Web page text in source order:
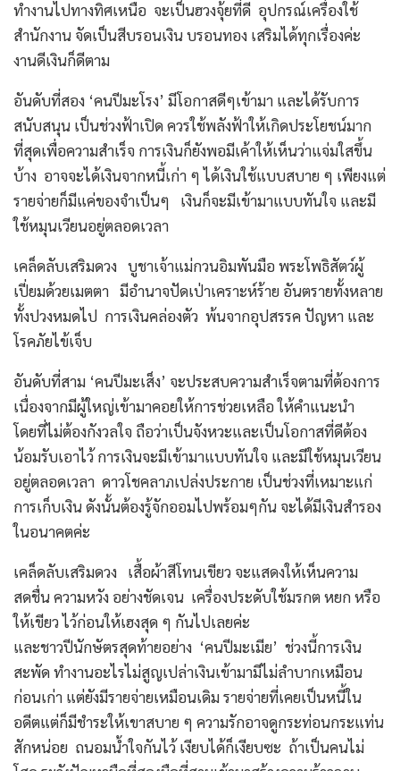
ทำงานไปทางทิศเหนือ จะเป็นฮวงจุ้ยที่ดี อุปกรณ์เครื่องใช้
สำนักงาน จัดเป็นสีบรอนเงิน บรอนทอง เสริมได้ทุกเรื่องค่ะ
งานดีเงินก็ดีตาม
อันดับที่สอง ‘คนปีมะโรง’ มีโอกาสดีๆเข้ามา และได้รับการ
สนับสนุน เป็นช่วงฟ้าเปิด ควรใช้พลังฟ้าให้เกิดประโยชน์มาก
ที่สุดเพื่อความสำเร็จ การเงินก็ยังพอมีเค้าให้เห็นว่าแจ่มใสขึ้น
บ้าง อาจจะได้เงินจากหนี้เก่า ๆ ได้เงินใช้แบบสบาย ๆ เพียงแต่
รายจ่ายก็มีแค่ของจำเป็นๆ เงินก็จะมีเข้ามาแบบทันใจ และมี
ใช้หมุนเวียนอยู่ตลอดเวลา
เคล็ดลับเสริมดวง บูชาเจ้าแม่กวนอิมพันมือ พระโพธิสัตว์ผู้
เปี่ยมด้วยเมตตา มีอำนาจปัดเป่าเคราะห์ร้าย อันตรายทั้งหลาย
ทั้งปวงหมดไป การเงินคล่องตัว พ้นจากอุปสรรค ปัญหา และ
โรคภัยไข้เจ็บ
อันดับที่สาม ‘คนปีมะเส็ง’ จะประสบความสำเร็จตามที่ต้องการ
เนื่องจากมีผู้ใหญ่เข้ามาคอยให้การช่วยเหลือ ให้คำแนะนำ
โดยที่ไม่ต้องกังวลใจ ถือว่าเป็นจังหวะและเป็นโอกาสที่ดีต้อง
น้อมรับเอาไว้ การเงินจะมีเข้ามาแบบทันใจ และมีใช้หมุนเวียน
อยู่ตลอดเวลา ดาวโชคลาภเปล่งประกาย เป็นช่วงที่เหมาะแก่
การเก็บเงิน ดังนั้นต้องรู้จักออมไปพร้อมๆกัน จะได้มีเงินสำรอง
ในอนาคตค่ะ
เคล็ดลับเสริมดวง เสื้อผ้าสีโทนเขียว จะแสดงให้เห็นความ
สดชื่น ความหวัง อย่างชัดเจน เครื่องประดับใช้มรกต หยก หรือ
ให้เขียว ไว้ก่อนให้เฮงสุด ๆ กันไปเลยค่ะ
และชาวปีนักษัตรสุดท้ายอย่าง ‘คนปีมะเมีย’ ช่วงนี้การเงิน
สะพัด ทำงานอะไรไม่สูญเปล่าเงินเข้ามามีไม่ลำบากเหมือน
ก่อนเก่า แต่ยังมีรายจ่ายเหมือนเดิม รายจ่ายที่เคยเป็นหนี้ใน
อดีตแต่ก็มีชำระให้เขาสบาย ๆ ความรักอาจดูกระท่อนกระแท่น
สักหน่อย ถนอมน้ำใจกันไว้ เงียบได้ก็เงียบซะ ถ้าเป็นคนไม่